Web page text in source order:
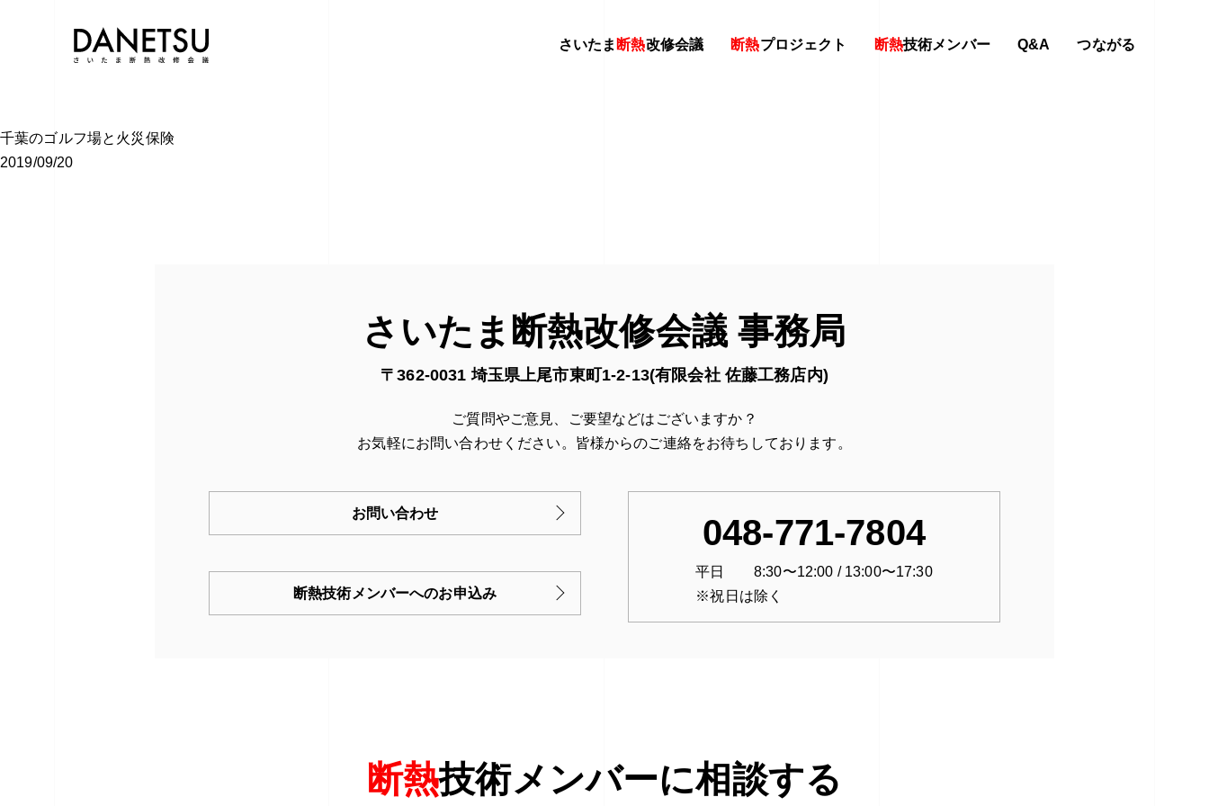
さいたま 断熱改修会議 断熱プロジェクト 断熱技術メンバー Q&A つながる
千葉のゴルフ場と火災保険
2019/09/20
さいたま断熱改修会議 事務局
〒362-0031 埼玉県上尾市東町1-2-13(有限会社 佐藤工務店内)
ご質問やご意見、ご要望などはございますか？
お気軽にお問い合わせください。 皆様からのご連絡をお待ちしております。
お問い合わせ
断熱技術メンバーへのお申込み
048-771-7804
平日 8:30〜12:00 / 13:00〜17:30
※祝日は除く
断熱技術メンバーに相談する